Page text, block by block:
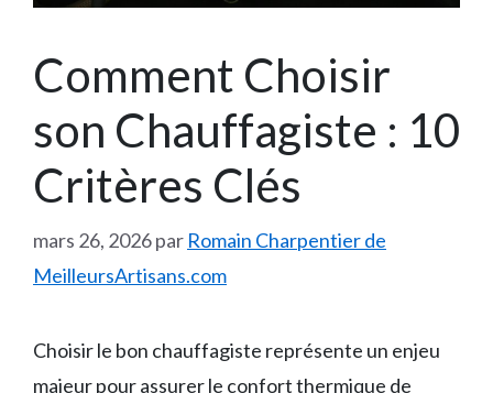
Comment Choisir
son Chauffagiste : 10
Critères Clés
mars 26, 2026par Romain Charpentier de
MeilleursArtisans.com
Choisir le bon chauffagiste représente un enjeu
majeur pour assurer le confort thermique de